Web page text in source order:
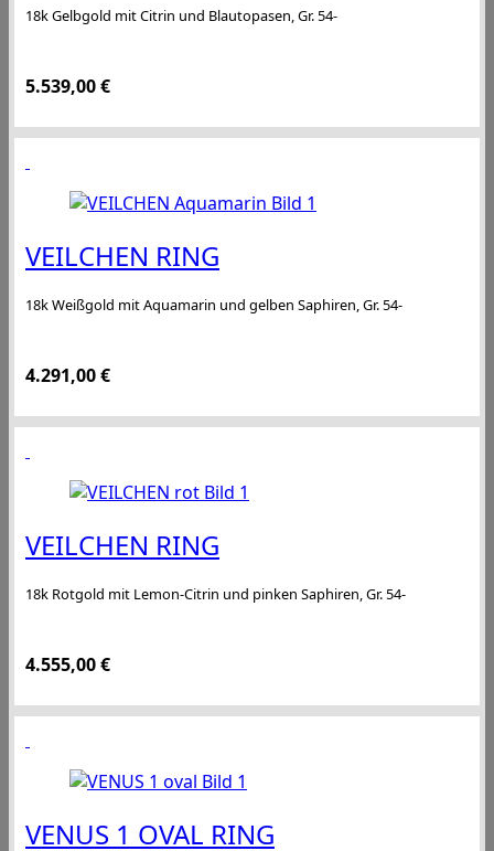
18k Gelbgold mit Citrin und Blautopasen, Gr. 54-
5.539,00€
VEILCHEN RING
18k Weißgold mit Aquamarin und gelben Saphiren, Gr. 54-
4.291,00€
VEILCHEN RING
18k Rotgold mit Lemon-Citrin und pinken Saphiren, Gr. 54-
4.555,00€
VENUS 1 OVAL RING